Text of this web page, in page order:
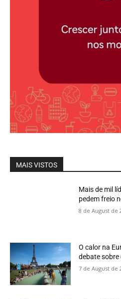
MAIS VISTOS
Mais de mil
pedem freio
8 de August de
O calor na
debate
7 de August de